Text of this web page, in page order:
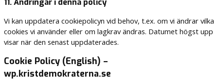
11. Ändringar i denna policy
Vi kan uppdatera cookiepolicyn vid behov, t.ex. om vi ändrar vilka
cookies vi använder eller om lagkrav ändras. Datumet högst upp
visar när den senast uppdaterades.
Cookie Policy (English) –
wp.kristdemokraterna.se